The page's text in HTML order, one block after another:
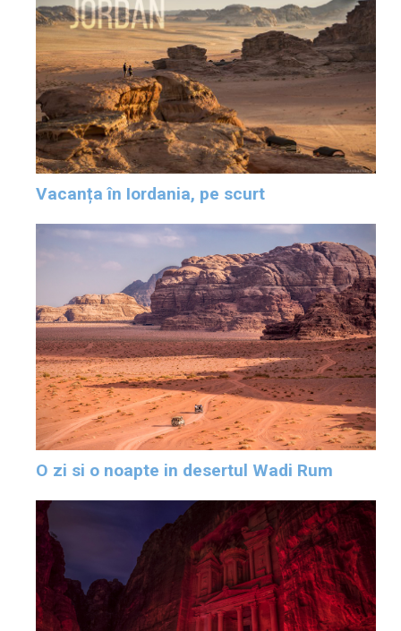
Vacanța în Iordania, pe scurt
O zi si o noapte in desertul Wadi Rum